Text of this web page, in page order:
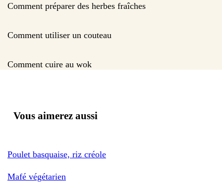
Comment préparer des herbes fraîches
Comment utiliser un couteau
Comment cuire au wok
Vous aimerez aussi
Poulet basquaise, riz créole
Mafé végétarien